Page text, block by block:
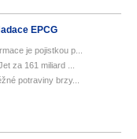
EPCG
je pojistkou p...
za 161 miliard ...
potraviny brzy...